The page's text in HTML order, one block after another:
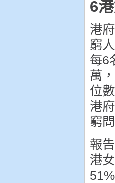
6
港
窮
每6
萬
位
港
窮
報
港